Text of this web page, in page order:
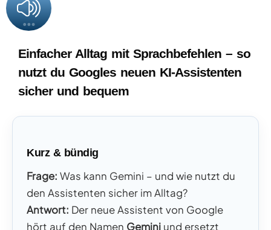
Einfacher Alltag mit Sprachbefehlen – so
nutzt du Googles neuen KI-Assistenten
sicher und bequem
Kurz & bündig
Frage: Was kann Gemini – und wie nutzt du
den Assistenten sicher im Alltag?
Antwort: Der neue Assistent von Google
hört auf den Namen Gemini und ersetzt